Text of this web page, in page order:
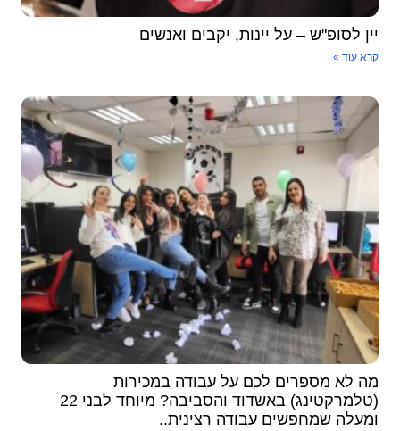
יין לסופ"ש – על יינות, יקבים ואנשים
קרא עוד »
מה לא מספרים לכם על עבודה במכירות
(טלמרקטינג) באשדוד והסביבה? מיוחד לבני 22
ומעלה שמחפשים עבודה רצינית..